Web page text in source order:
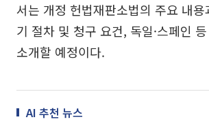
서는 개정 헌법재판소법의 주요 내용
기 절차 및 청구 요건, 독일·스페인
소개할 예정이다.
AI 추천 뉴스